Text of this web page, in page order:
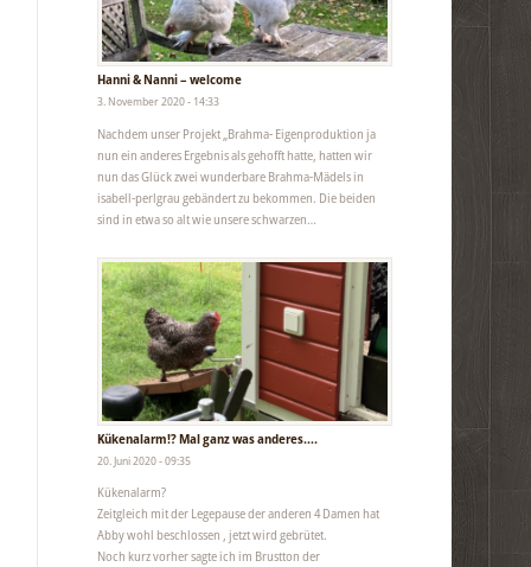
Hanni & Nanni – welcome
3. November 2020 - 14:33
Nachdem unser Projekt „Brahma- Eigenproduktion ja
nun ein anderes Ergebnis als gehofft hatte, hatten wir
nun das Glück zwei wunderbare Brahma-Mädels in
isabell-perlgrau gebändert zu bekommen. Die beiden
sind in etwa so alt wie unsere schwarzen…
Kükenalarm!? Mal ganz was anderes….
20. Juni 2020 - 09:35
Kükenalarm?
Zeitgleich mit der Legepause der anderen 4 Damen hat
Abby wohl beschlossen , jetzt wird gebrütet.
Noch kurz vorher sagte ich im Brustton der